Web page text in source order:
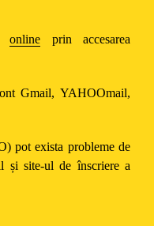
online prin accesarea
Gmail, YAHOOmail,
pot exista probleme de
și site-ul de înscriere a